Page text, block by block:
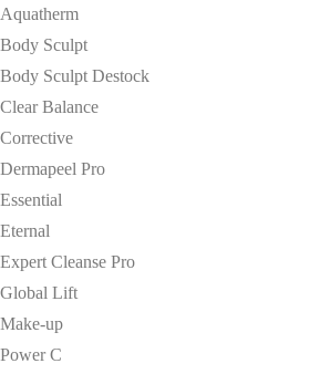
Aquatherm
Body Sculpt
Body Sculpt Destock
Clear Balance
Corrective
Dermapeel Pro
Essential
Eternal
Expert Cleanse Pro
Global Lift
Make-up
Power C